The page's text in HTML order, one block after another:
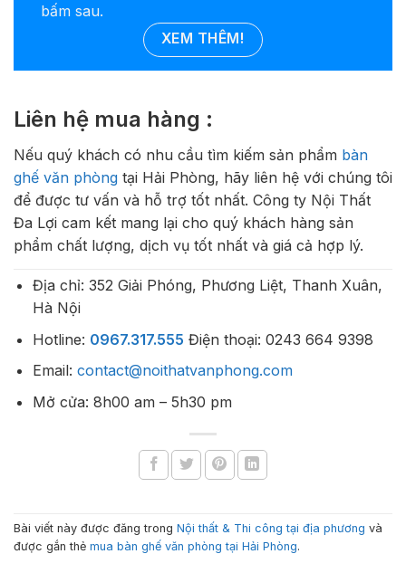
bấm sau.
XEM THÊM!
Liên hệ mua hàng :
Nếu quý khách có nhu cầu tìm kiếm sản phẩm bàn
ghế văn phòng tại Hải Phòng, hãy liên hệ với chúng tôi
để được tư vấn và hỗ trợ tốt nhất. Công ty Nội Thất
Đa Lợi cam kết mang lại cho quý khách hàng sản
phẩm chất lượng, dịch vụ tốt nhất và giá cả hợp lý.
Địa chỉ: 352 Giải Phóng, Phương Liệt, Thanh Xuân,
Hà Nội
Hotline: 0967.317.555 Điện thoại: 0243 664 9398
Email: contact@noithatvanphong.com
Mở cửa: 8h00 am – 5h30 pm
Bài viết này được đăng trong Nội thất & Thi công tại địa phương và
được gắn thẻ mua bàn ghế văn phòng tại Hải Phòng.